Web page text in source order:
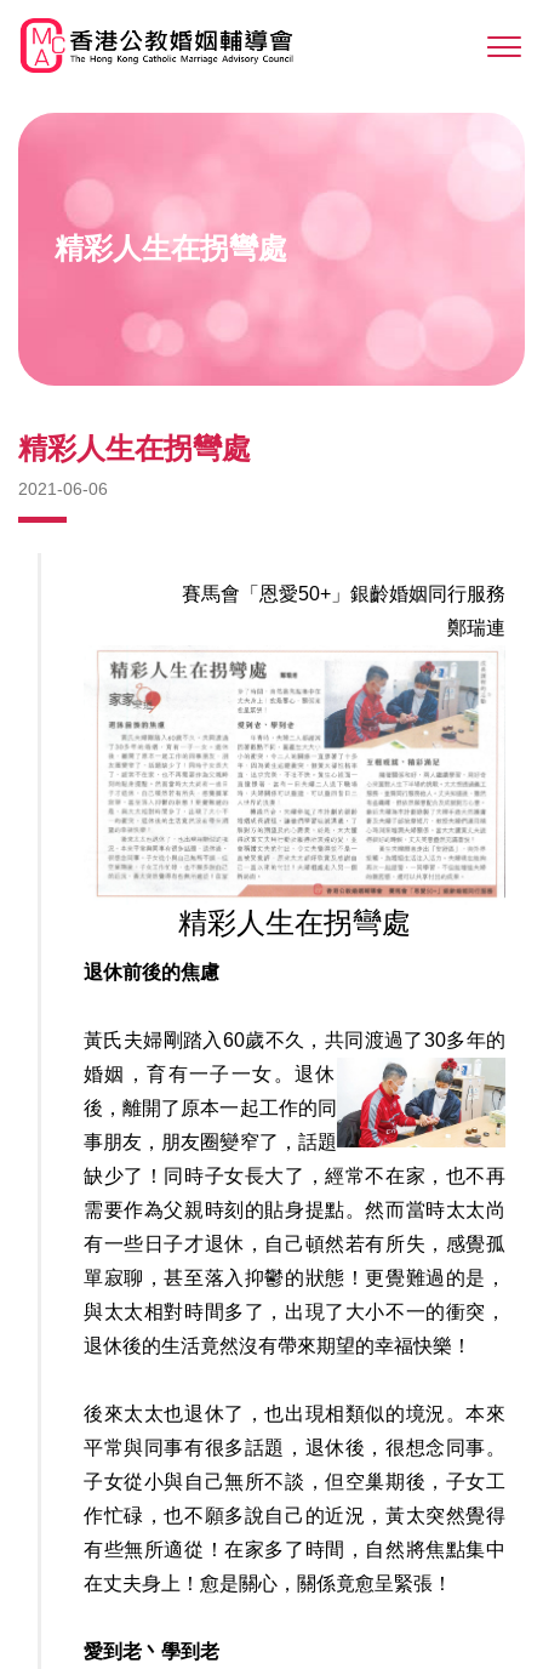
main
精彩人生在拐彎處
精彩人生在拐彎處
2021-06-06
賽馬會「恩愛50+」銀齡婚姻同行服務
鄭瑞連
精彩人生在拐彎處
退休前後的焦慮
黃氏夫婦剛踏入60歲不久，共同渡過了30多年的
婚姻，育有一子一女。退休
後，離開了原本一起工作的同
事朋友，朋友圈變窄了，話題
缺少了！同時子女長大了，經常不在家，也不再
需要作為父親時刻的貼身提點。然而當時太太尚
有一些日子才退休，自己頓然若有所失，感覺孤
單寂聊，甚至落入抑鬱的狀態！更覺難過的是，
與太太相對時間多了，出現了大小不一的衝突，
退休後的生活竟然沒有帶來期望的幸福快樂！
後來太太也退休了，也出現相類似的境況。本來
平常與同事有很多話題，退休後，很想念同事。
子女從小與自己無所不談，但空巢期後，子女工
作忙碌，也不願多說自己的近況，黃太突然覺得
有些無所適從！在家多了時間，自然將焦點集中
在丈夫身上！愈是關心，關係竟愈呈緊張！
愛到老丶學到老